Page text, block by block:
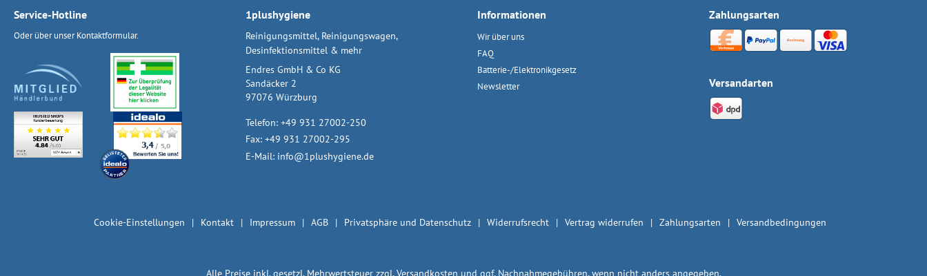
Service-Hotline
Oder über unserKontaktformular.
1plushygiene
Reinigungsmittel, Reinigungswagen,
Desinfektionsmittel & mehr
Endres GmbH & Co KG
Sandäcker 2
97076 Würzburg
Telefon: +49 931 27002-250
Fax: +49 931 27002-295
E-Mail: info@1plushygiene.de
Informationen
Wir über uns
FAQ
Batterie-/Elektronikgesetz
Newsletter
Zahlungsarten
Versandarten
Cookie-Einstellungen Kontakt Impressum AGB Privatsphäre und Datenschutz Widerrufsrecht Vertrag widerrufen Zahlungsarten Versandbedingungen
Alle Preise inkl. gesetzl. Mehrwertsteuer zzgl.Versandkosten und ggf. Nachnahmegebühren, wenn nicht anders angegeben.